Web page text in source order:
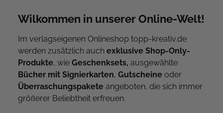
Wilkommen in unserer Online-Welt!
Im verlagseigenen Onlineshop topp-kreativ.de
werden zusätzlich auch exklusive Shop-Only-
Produkte, wie Geschenksets, ausgewählte
Bücher mit Signierkarten, Gutscheine oder
Überraschungspakete angeboten, die sich immer
größerer Beliebtheit erfreuen.